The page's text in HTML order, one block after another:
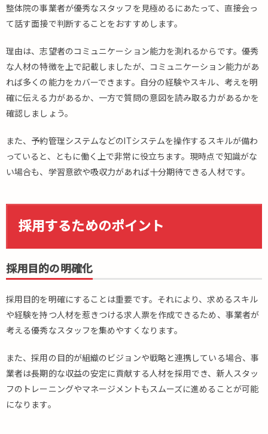
条
件・
の提
供
費
用
か
け
い
用
法
4.1.
自社
web
ト
4.2.
SNS
スタ
ッフ
の紹
介
整体院の事業者が優秀なスタッフを見極めるにあたって、直接会っ
て話す面接で判断することをおすすめします。
理由は、志望者のコミュニケーション能力を測れるからです。優秀
な人材の特徴を上で記載しましたが、コミュニケーション能力があ
れば多くの能力をカバーできます。自分の経験やスキル、考えを明
確に伝える力があるか、一方で質問の意図を読み取る力があるかを
確認しましょう。
また、予約管理システムなどのITシステムを操作するスキルが備わ
っていると、ともに働く上で非常に役立ちます。現時点で知識がな
い場合も、学習意欲や吸収力があれば十分期待できる人材です。
採用するためのポイント
採用目的の明確化
採用目的を明確にすることは重要です。それにより、求めるスキル
や経験を持つ人材を惹きつける求人票を作成できるため、事業者が
考える優秀なスタッフを集めやすくなります。
また、採用の目的が組織のビジョンや戦略と連携している場合、事
業者は長期的な収益の安定に貢献する人材を採用でき、新人スタッ
フのトレーニングやマネージメントもスムーズに進めることが可能
になります。